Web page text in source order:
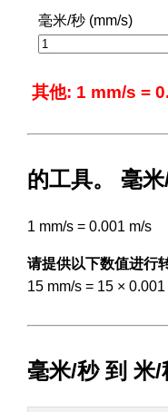
毫米/秒 (mm/s)
其他: 1 mm/s =
的工具。 毫
1 mm/s = 0.001 m/s
请提供以下数值进行
15 mm/s = 15 ×
毫米/秒 到 米/